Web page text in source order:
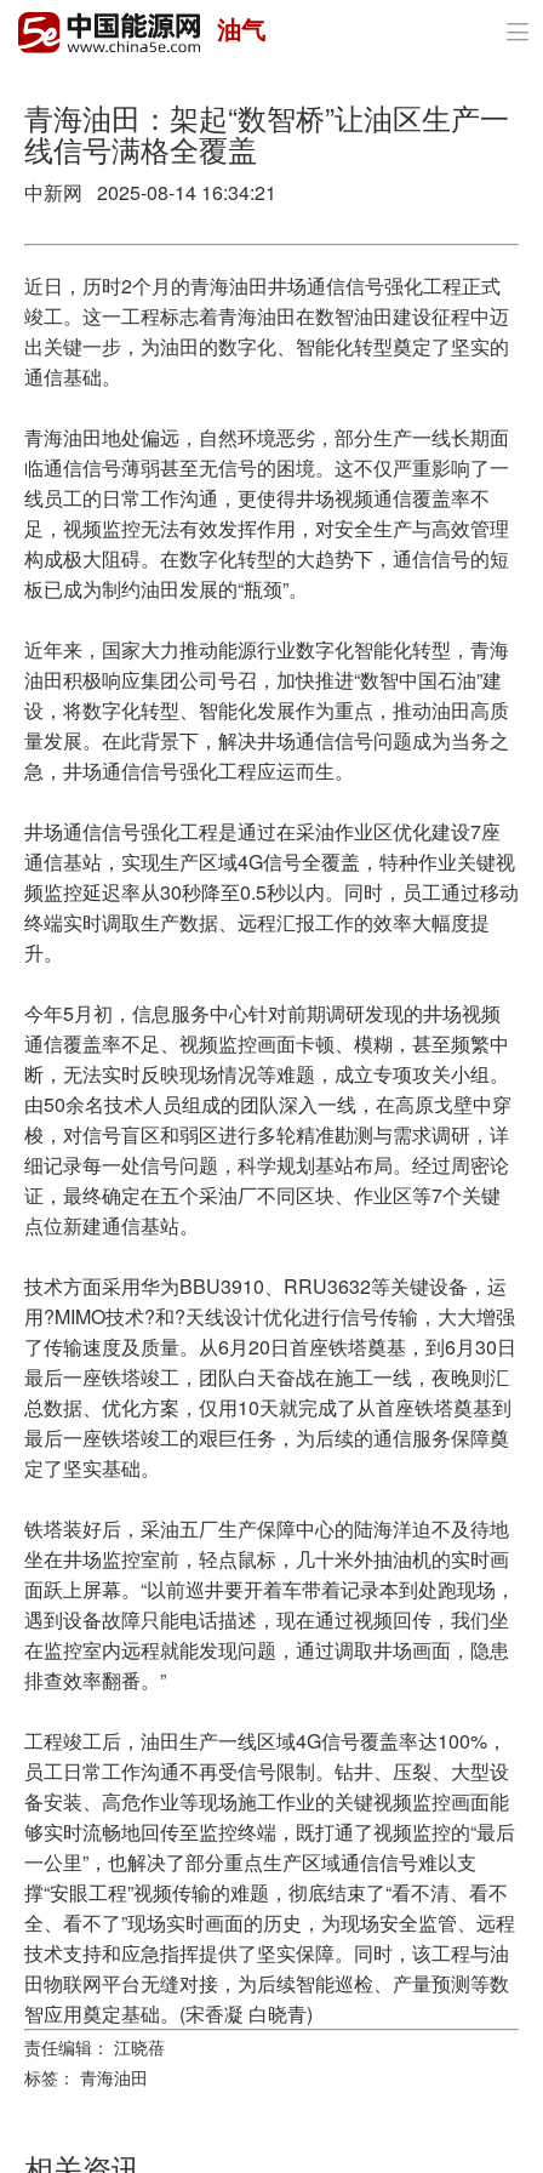
首页
政策与经济
油气
电力
新能源
分布式能源
油气 
青海油田：架起“数智桥”让油区生产一
线信号满格全覆盖
中新网 2025-08-14 16:34:21
近日，历时2个月的青海油田井场通信信号强化工程正式
竣工。这一工程标志着青海油田在数智油田建设征程中迈
出关键一步，为油田的数字化、智能化转型奠定了坚实的
通信基础。
青海油田地处偏远，自然环境恶劣，部分生产一线长期面
临通信信号薄弱甚至无信号的困境。这不仅严重影响了一
线员工的日常工作沟通，更使得井场视频通信覆盖率不
足，视频监控无法有效发挥作用，对安全生产与高效管理
构成极大阻碍。在数字化转型的大趋势下，通信信号的短
板已成为制约油田发展的“瓶颈”。
近年来，国家大力推动能源行业数字化智能化转型，青海
油田积极响应集团公司号召，加快推进“数智中国石油”建
设，将数字化转型、智能化发展作为重点，推动油田高质
量发展。在此背景下，解决井场通信信号问题成为当务之
急，井场通信信号强化工程应运而生。
井场通信信号强化工程是通过在采油作业区优化建设7座
通信基站，实现生产区域4G信号全覆盖，特种作业关键视
频监控延迟率从30秒降至0.5秒以内。同时，员工通过移动
终端实时调取生产数据、远程汇报工作的效率大幅度提
升。
今年5月初，信息服务中心针对前期调研发现的井场视频
通信覆盖率不足、视频监控画面卡顿、模糊，甚至频繁中
断，无法实时反映现场情况等难题，成立专项攻关小组。
由50余名技术人员组成的团队深入一线，在高原戈壁中穿
梭，对信号盲区和弱区进行多轮精准勘测与需求调研，详
细记录每一处信号问题，科学规划基站布局。经过周密论
证，最终确定在五个采油厂不同区块、作业区等7个关键
点位新建通信基站。
技术方面采用华为BBU3910、RRU3632等关键设备，运
用?MIMO技术?和?天线设计优化进行信号传输，大大增强
了传输速度及质量。从6月20日首座铁塔奠基，到6月30日
最后一座铁塔竣工，团队白天奋战在施工一线，夜晚则汇
总数据、优化方案，仅用10天就完成了从首座铁塔奠基到
最后一座铁塔竣工的艰巨任务，为后续的通信服务保障奠
定了坚实基础。
铁塔装好后，采油五厂生产保障中心的陆海洋迫不及待地
坐在井场监控室前，轻点鼠标，几十米外抽油机的实时画
面跃上屏幕。“以前巡井要开着车带着记录本到处跑现场，
遇到设备故障只能电话描述，现在通过视频回传，我们坐
在监控室内远程就能发现问题，通过调取井场画面，隐患
排查效率翻番。”
工程竣工后，油田生产一线区域4G信号覆盖率达100%，
员工日常工作沟通不再受信号限制。钻井、压裂、大型设
备安装、高危作业等现场施工作业的关键视频监控画面能
够实时流畅地回传至监控终端，既打通了视频监控的“最后
一公里”，也解决了部分重点生产区域通信信号难以支
撑“安眼工程”视频传输的难题，彻底结束了“看不清、看不
全、看不了”现场实时画面的历史，为现场安全监管、远程
技术支持和应急指挥提供了坚实保障。同时，该工程与油
田物联网平台无缝对接，为后续智能巡检、产量预测等数
智应用奠定基础。(宋香凝 白晓青)
责任编辑： 江晓蓓
标签： 青海油田